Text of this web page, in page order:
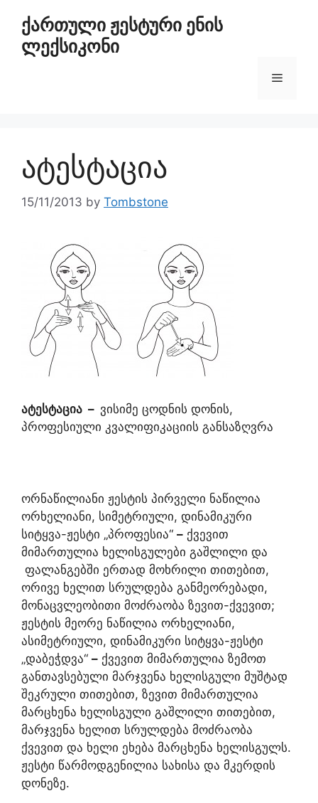
ქართული ჟესტური ენის
ლექსიკონი
ატესტაცია
15/11/2013 by Tombstone
ატესტაცია – ვისიმე ცოდნის დონის,
პროფესიული კვალიფიკაციის განსაზღვრა
ორნაწილიანი ჟესტის პირველი ნაწილია
ორხელიანი, სიმეტრიული, დინამიკური
სიტყვა-ჟესტი „პროფესია“ – ქვევით
მიმართულია ხელისგულები გაშლილი და
ფალანგებში ერთად მოხრილი თითებით,
ორივე ხელით სრულდება განმეორებადი,
მონაცვლეობითი მოძრაობა ზევით-ქვევით;
ჟესტის მეორე ნაწილია ორხელიანი,
ასიმეტრიული, დინამიკური სიტყვა-ჟესტი
„დაბეჭდვა“ – ქვევით მიმართულია ზემოთ
განთავსებული მარჯვენა ხელისგული მუშტად
შეკრული თითებით, ზევით მიმართულია
მარცხენა ხელისგული გაშლილი თითებით,
მარჯვენა ხელით სრულდება მოძრაობა
ქვევით და ხელი ეხება მარცხენა ხელისგულს.
ჟესტი წარმოდგენილია სახისა და მკერდის
დონეზე.